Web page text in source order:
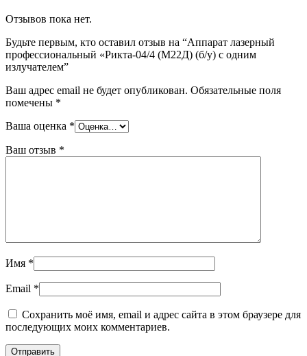
Отзывов пока нет.
Будьте первым, кто оставил отзыв на “Аппарат лазерный
профессиональный «Рикта-04/4 (М22Д) (б/у) с одним
излучателем”
Ваш адрес email не будет опубликован. Обязательные поля
помечены *
Ваша оценка *
Ваш отзыв *
Имя *
Email *
Сохранить моё имя, email и адрес сайта в этом браузере для
последующих моих комментариев.